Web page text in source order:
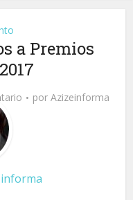
a Premios
por Azizeinforma